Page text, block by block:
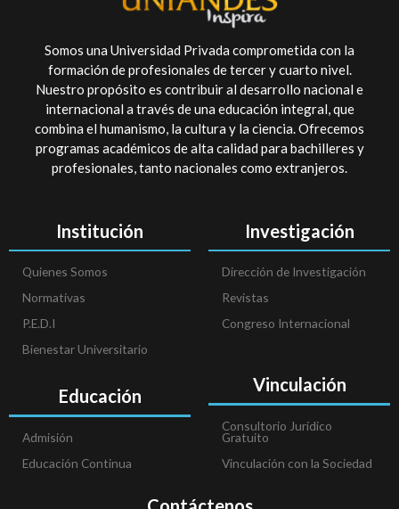
Somos una Universidad Privada comprometida con la
formación de profesionales de tercer y cuarto nivel.
Nuestro propósito es contribuir al desarrollo nacional e
internacional a través de una educación integral, que
combina el humanismo, la cultura y la ciencia. Ofrecemos
programas académicos de alta calidad para bachilleres y
profesionales, tanto nacionales como extranjeros.
Institución
Quienes Somos
Normativas
P.E.D.I
Bienestar Universitario
Educación
Admisión
Educación Continua
Investigación
Dirección de Investigación
Revistas
Congreso Internacional
Vinculación
Consultorio Jurídico
Gratuito
Vinculación con la Sociedad